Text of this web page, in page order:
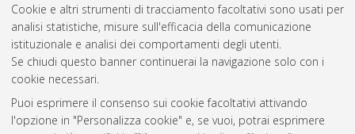
Cookie e altri strumenti di tracciamento facoltativi sono usati per
analisi statistiche, misure sull'efficacia della comunicazione
istituzionale e analisi dei comportamenti degli utenti.
Se chiudi questo banner continuerai la navigazione solo con i
cookie necessari.
Puoi esprimere il consenso sui cookie facoltativi attivando
l'opzione in "Personalizza cookie" e, se vuoi, potrai esprimere
Questa lista e' stata generata il Wed Aug 5 20:48:58 2026
Atom
Rss 1.0